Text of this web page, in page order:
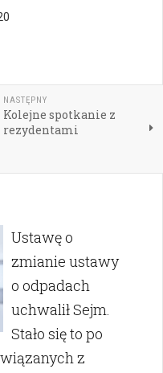
NASTĘPNY
Kolejne spotkanie z
rezydentami
Ustawę o
zmianie ustawy
o odpadach
uchwalił Sejm.
Stało się to po
z